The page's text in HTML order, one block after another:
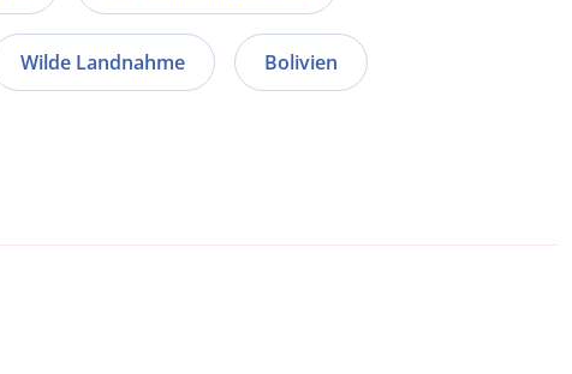
Wilde Landnahme Bolivien